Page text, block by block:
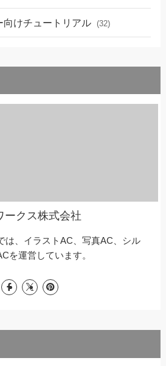
向けチュートリアル (32)
ークス株式会社
は、イラストAC、写真AC、シル
を運営しています。